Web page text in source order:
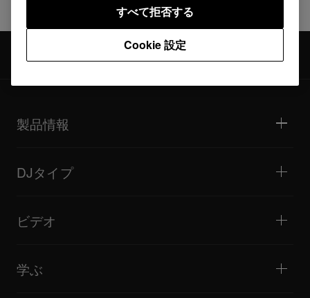
DJM-450 ファームウェア更新 (Ver.1.04)
製品情報
DJミキサー
オールインワンDJシステム
DJサンプラー
DJエフェクター
モニタースピーカー
ポータブルDJスピーカー
DJタイプ
ライブストリーミング
ミニクラブ / バー・ラウンジ
バトル / パフォーマンス
音楽制作
ビデオ
チュートリアル
ヒント・テクニック
学ぶ
Cookie 設定
すべて拒否する